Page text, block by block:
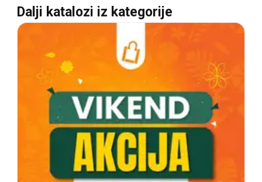
Dalji katalozi iz kategorije